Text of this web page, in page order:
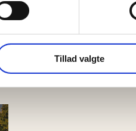
Tillad valgte